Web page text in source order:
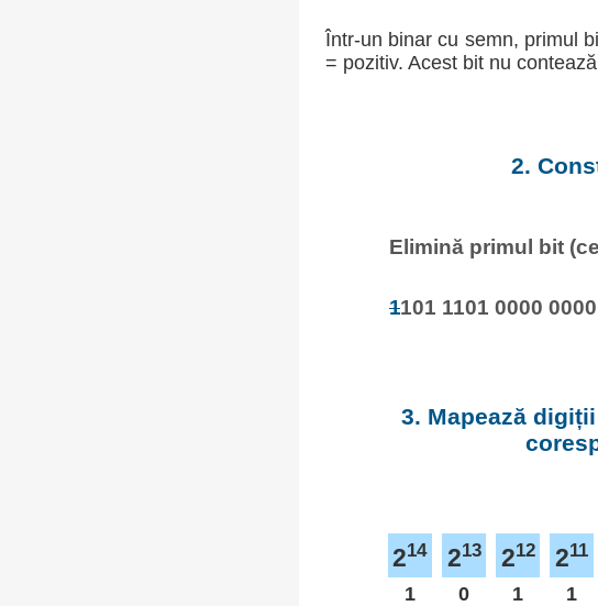
Într-un binar cu semn, primul
= pozitiv. Acest bit nu
2.
Elimină primul bit
1101 1101 0000
3. Mapează
214
1
213
0
212
1
211
1